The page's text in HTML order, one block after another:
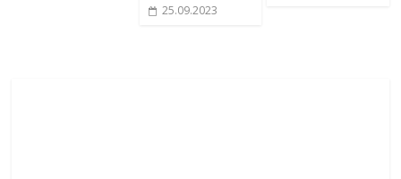
25.09.2023